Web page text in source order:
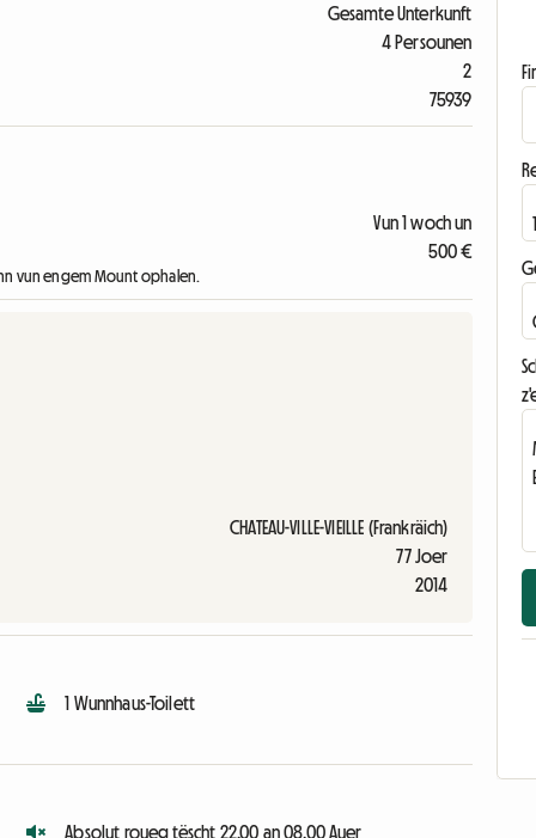
Gesamte Unterkunft
4 Persounen
2
75939
Vun 1 woch un
500 €
vun engem Mount ophalen.
CHATEAU-VILLE-VIEILLE (Frankräich)
77 Joer
2014
1 Wunnhaus-Toilett
Absolut roueg tëscht 22.00 an 08.00 Auer